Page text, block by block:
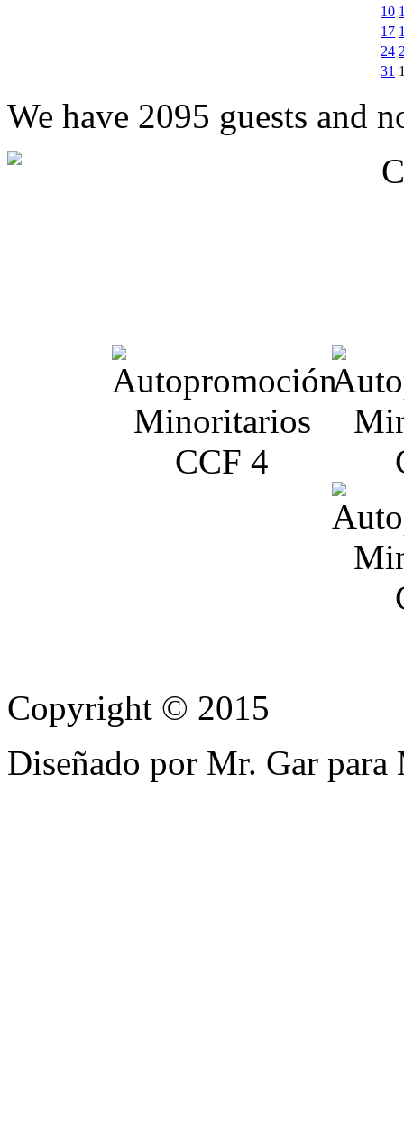
10
17
24
31
We have 2095 guests and
Copyright © 2015
Diseñado por Mr. Gar